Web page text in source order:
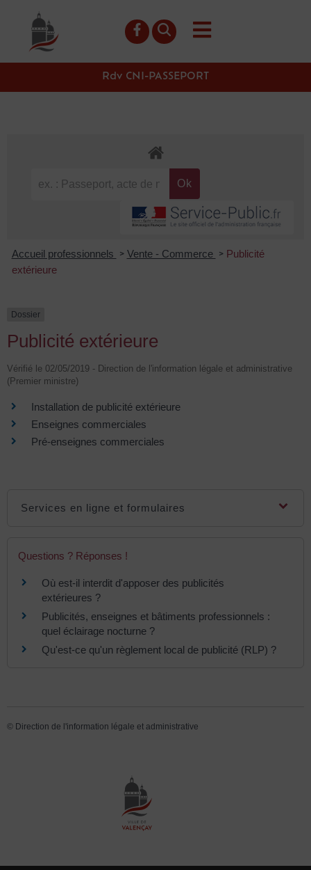
principal
Rdv CNI-PASSEPORT
Accueil professionnels > Vente - Commerce > Publicité
extérieure
Dossier
Publicité extérieure
Vérifié le 02/05/2019 - Direction de l'information légale et administrative
(Premier ministre)
Installation de publicité extérieure
Enseignes commerciales
Pré-enseignes commerciales
Services en ligne et formulaires
Questions ? Réponses !
Où est-il interdit d'apposer des publicités
extérieures ?
Publicités, enseignes et bâtiments professionnels :
quel éclairage nocturne ?
Qu'est-ce qu'un règlement local de publicité (RLP) ?
© Direction de l'information légale et administrative